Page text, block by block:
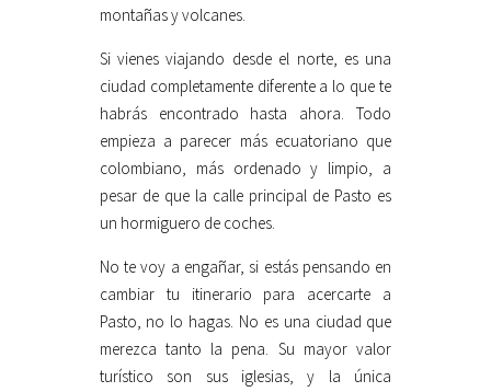
montañas y volcanes.
Si vienes viajando desde el norte, es una
ciudad completamente diferente a lo que te
habrás encontrado hasta ahora. Todo
empieza a parecer más ecuatoriano que
colombiano, más ordenado y limpio, a
pesar de que la calle principal de Pasto es
un hormiguero de coches.
No te voy a engañar, si estás pensando en
cambiar tu itinerario para acercarte a
Pasto, no lo hagas. No es una ciudad que
merezca tanto la pena. Su mayor valor
turístico son sus iglesias, y la única